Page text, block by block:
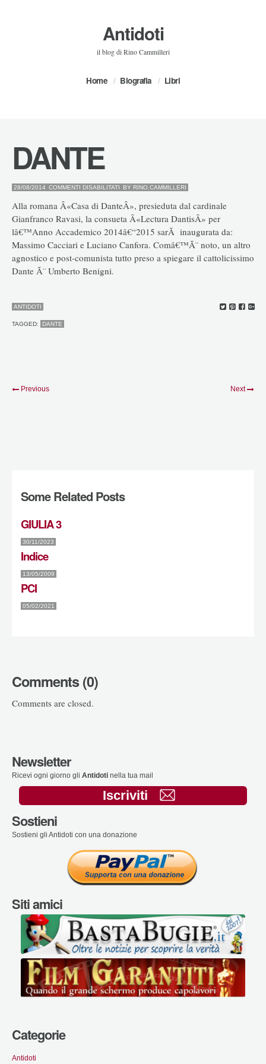
Antidoti
il blog di Rino Cammilleri
Home Biografia Libri
DANTE
28/08/2014 COMMENTI DISABILITATI SU
BY RINO.CAMMILLERI
Alla romana Â«Casa di DanteÂ», presieduta dal cardinale
Gianfranco Ravasi, la consueta Â«Lectura DantisÂ» per
lâ€™Anno Accademico 2014â€“2015 sarÃ inaugurata da:
Massimo Cacciari e Luciano Canfora. Comâ€™Ã¨ noto, un altro
agnostico e post-comunista tutto preso a spiegare il cattolicissimo
Dante Ã¨ Umberto Benigni.
ANTIDOTI
TAGGED: DANTE
Previous Next
Some Related Posts
GIULIA 3
30/11/2023
Indice
13/05/2009
PCI
05/02/2021
Comments (0)
Comments are closed.
Newsletter
Ricevi ogni giorno gli Antidoti nella tua mail
Iscriviti
Sostieni
Sostieni gli Antidoti con una donazione
Siti amici
Categorie
Antidoti